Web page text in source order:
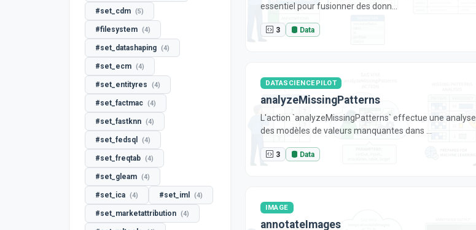
#set_cdm (5)
#filesystem (4)
#set_datashaping (4)
#set_ecm (4)
#set_entityres (4)
#set_factmac (4)
#set_fastknn (4)
#set_fedsql (4)
#set_freqtab (4)
#set_gleam (4)
#set_ica (4) #set_iml (4)
#set_marketattribution (4)
essentiel pour fusionner des donn...
3 Data
DATASCIENCEPILOT
analyzeMissingPatterns
L'action `analyzeMissingPatterns` effectue une analyse
des modèles de valeurs manquantes dans ...
3 Data
IMAGE
annotateImages